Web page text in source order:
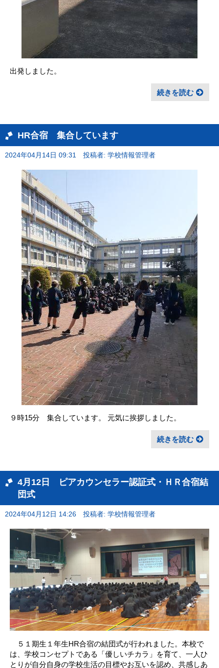
出発しました。
続きを読む
HR合宿 集合しています
2024年04月14日 09:31 投稿者: 学校情報管理者
９時15分 集合しています。 元気に挨拶しました。
続きを読む
4月12日 ピアカウンセラー認証式・ＨＲ合宿結
団式
2024年04月12日 14:26 投稿者: 学校情報管理者
５１期生１年生HR合宿の結団式が行われました。本校で
は、学校コンセプトである「優しいチカラ」を育て、一人ひ
とりが自分自身の学校生活の目標やお互いを認め、共感しあ